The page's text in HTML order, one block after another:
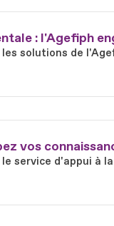
: l'Agefiph
les solutions de
vos
le service d'appui à